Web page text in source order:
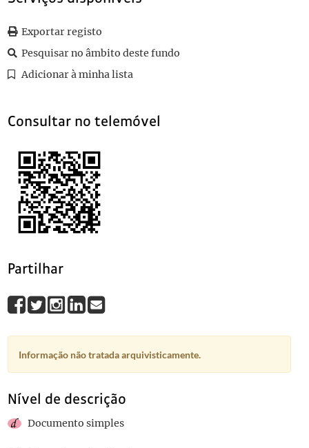
0056
Sem título 1911-01-31
0058 Sem título
0059 Sem título 1911-01-15
(...)
Exportar registo
Pesquisar no âmbito deste fundo
Adicionar à minha lista
Consultar no telemóvel
Partilhar
Informação não tratada arquivisticamente.
Nível de descrição
Documento simples